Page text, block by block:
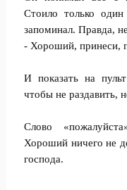
Стоило только
запоминал. Правда,
- Хороший, принеси,
И показать на
чтобы не раздавить,
Слово
Хороший ничего не
господа.